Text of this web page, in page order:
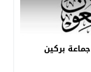
بركين